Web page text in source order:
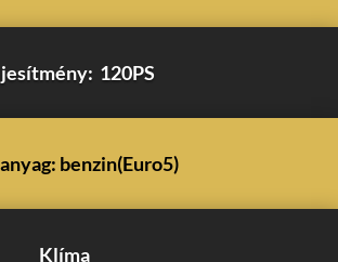
120PS
benzin(Euro5)
Klíma